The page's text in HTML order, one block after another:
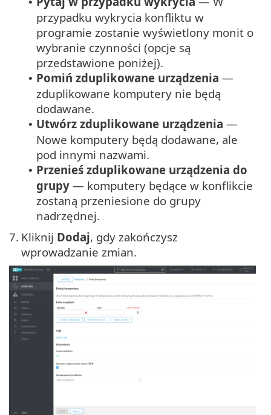
przypadku wykrycia konfliktu w
programie zostanie wyświetlony monit o
wybranie czynności (opcje są
przedstawione poniżej).
• Pomiń zduplikowane urządzenia —
zduplikowane komputery nie będą
dodawane.
• Utwórz zduplikowane urządzenia —
Nowe komputery będą dodawane, ale
pod innymi nazwami.
• Przenieś zduplikowane urządzenia do
grupy — komputery będące w konflikcie
zostaną przeniesione do grupy
nadrzędnej.
7. Kliknij Dodaj, gdy zakończysz
wprowadzanie zmian.